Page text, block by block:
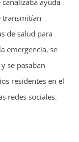
transmitían
de salud para
emergencia, se
se pasaban
residentes en el
redes sociales.